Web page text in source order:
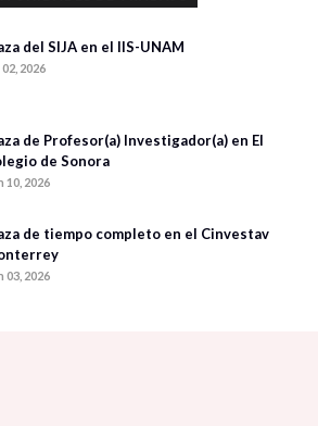
del SIJA en el IIS-UNAM
02, 2026
de Profesor(a) Investigador(a) en El
de Sonora
10, 2026
de tiempo completo en el Cinvestav
03, 2026